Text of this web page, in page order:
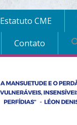
Estatuto CME
Contato